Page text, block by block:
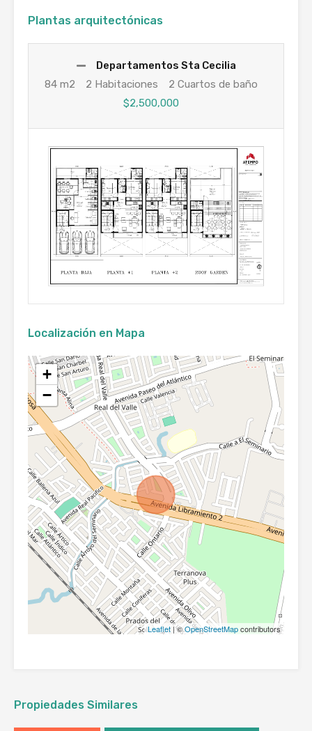
Plantas arquitectónicas
Departamentos Sta Cecilia
84 m2
2 Habitaciones
2 Cuartos de baño
$2,500,000
Localización en Mapa
+
−
Leaflet| ©OpenStreetMapcontributors
Propiedades Similares